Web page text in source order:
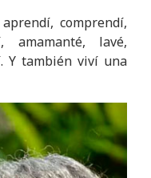
comprendí,
amamanté, lavé,
Y también viví una